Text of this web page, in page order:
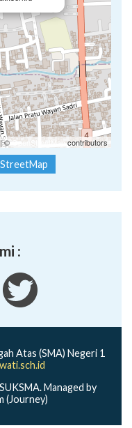
| ©OpenStreetMap contributors
:
Atas (SMA) Negeri 1
Managed by
(Journey)